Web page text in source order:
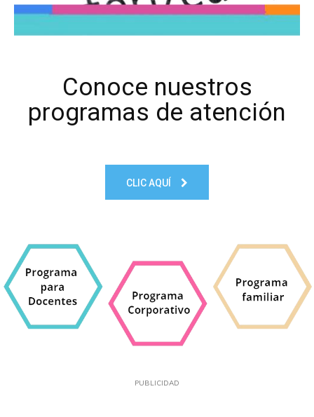
Conoce nuestros
programas de atención
CLIC AQUÍ
PUBLICIDAD